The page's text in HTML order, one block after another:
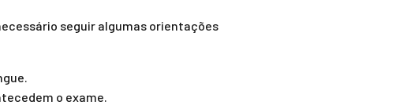
seguir algumas orientações
o exame.